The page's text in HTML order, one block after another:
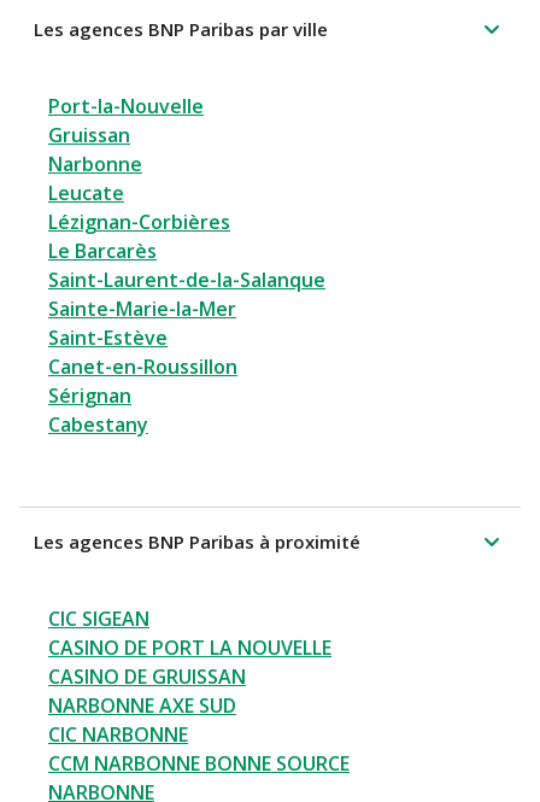
Les agences BNP Paribas par ville
Port-la-Nouvelle
Gruissan
Narbonne
Leucate
Lézignan-Corbières
Le Barcarès
Saint-Laurent-de-la-Salanque
Sainte-Marie-la-Mer
Saint-Estève
Canet-en-Roussillon
Sérignan
Cabestany
Les agences BNP Paribas à proximité
CIC SIGEAN
CASINO DE PORT LA NOUVELLE
CASINO DE GRUISSAN
NARBONNE AXE SUD
CIC NARBONNE
CCM NARBONNE BONNE SOURCE
NARBONNE